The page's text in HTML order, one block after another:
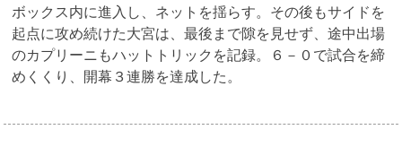
ボックス内に進入し、ネットを揺らす。その後もサイドを
起点に攻め続けた大宮は、最後まで隙を見せず、途中出場
のカプリーニもハットトリックを記録。６－０で試合を締
めくくり、開幕３連勝を達成した。